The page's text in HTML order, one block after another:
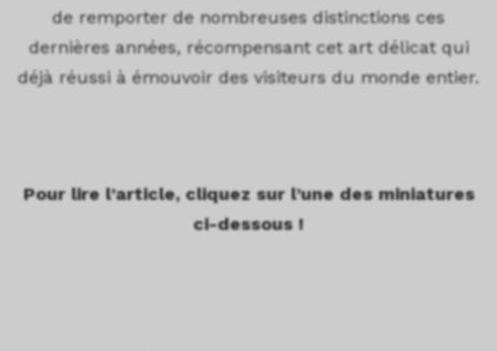
de remporter de nombreuses distinctions ces
dernières années, récompensant cet art délicat qui
déjà réussi à émouvoir des visiteurs du monde entier.
Pour lire l’article, cliquez sur l’une des miniatures
ci-dessous !